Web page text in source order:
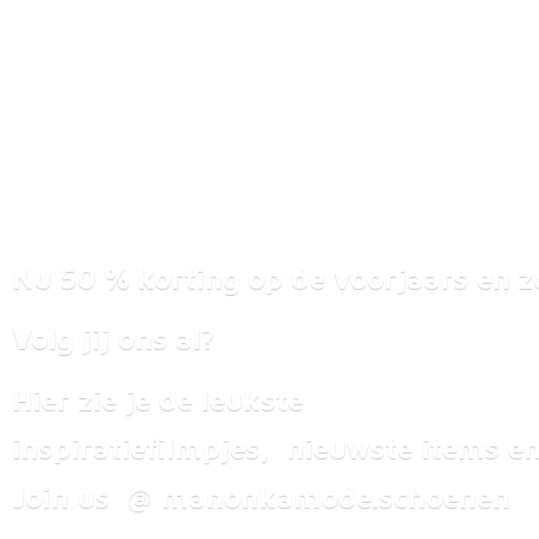
Nu 50 % korting op de voorjaars en
Volg jij ons al?
Hier zie je de leukste
inspiratiefilmpjes, nieuwste items
Join us @ manonkamode.schoenen